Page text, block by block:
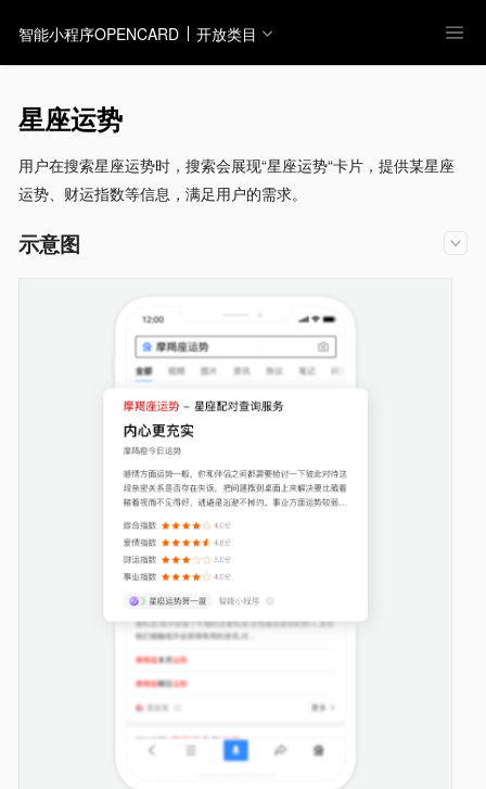
智能小程序OPENCARD 开放类目
星座运势
用户在搜索星座运势时，搜索会展现“星座运势“卡片，提供某星座
运势、财运指数等信息，满足用户的需求。
示意图